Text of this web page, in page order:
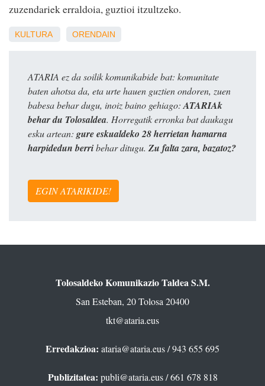
zuzendariek erraldoia, guztioi itzultzeko.
KULTURA ORENDAIN
ATARIA ez da soilik komunikabide bat: komunitate
baten ahotsa da, eta urte hauen guztien ondoren, zuen
babesa behar dugu, inoiz baino gehiago: ATARIAk
behar du Tolosaldea. Horregatik erronka bat daukagu
esku artean: gure eskualdeko 28 herrietan hamarna
harpidedun berribehar ditugu. Zu falta zara, bazatoz?
EGIN ATARIKIDE!
Tolosaldeko Komunikazio Taldea S.M.
San Esteban, 20 Tolosa 20400
tkt@ataria.eus
Erredakzioa: ataria@ataria.eus/ 943 655 695
Publizitatea: publi@ataria.eus/ 661 678 818